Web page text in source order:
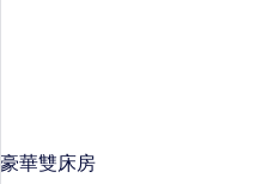
豪華雙床房